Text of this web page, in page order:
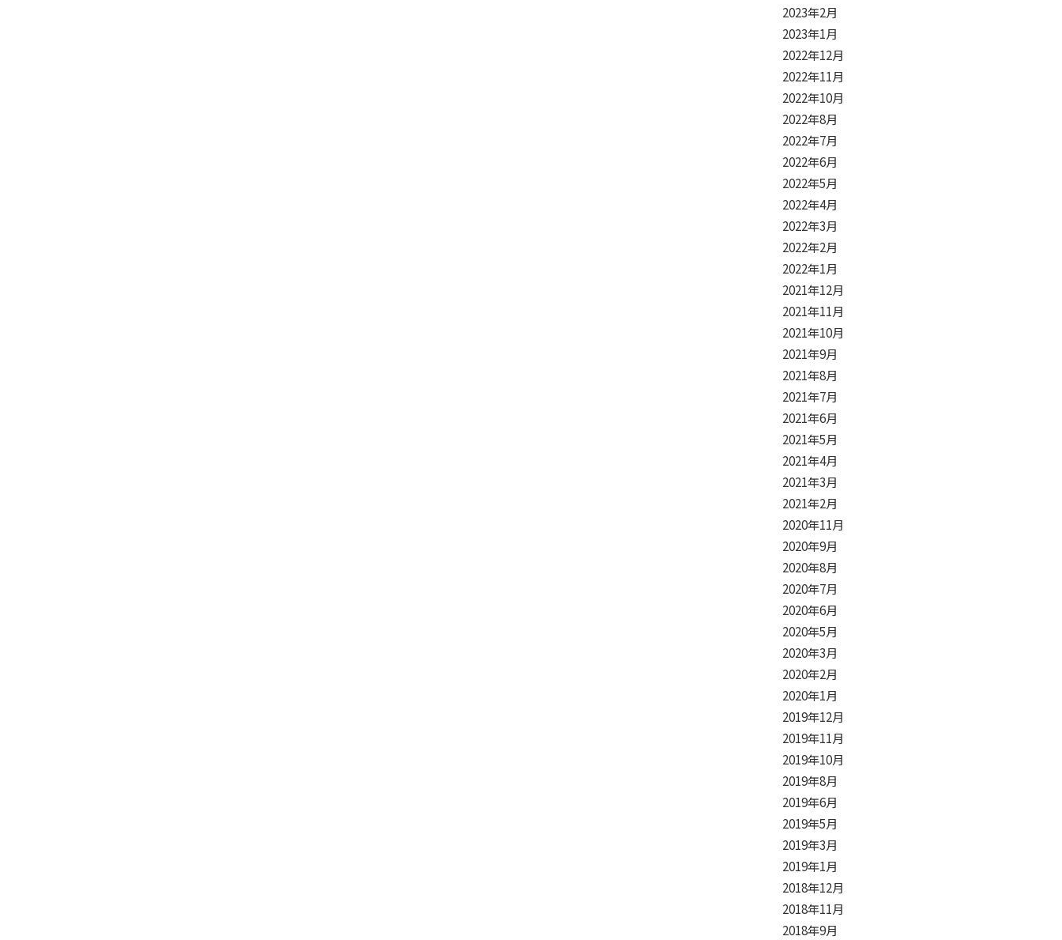
2023年2月
2023年1月
2022年12月
2022年11月
2022年10月
2022年8月
2022年7月
2022年6月
2022年5月
2022年4月
2022年3月
2022年2月
2022年1月
2021年12月
2021年11月
2021年10月
2021年9月
2021年8月
2021年7月
2021年6月
2021年5月
2021年4月
2021年3月
2021年2月
2020年11月
2020年9月
2020年8月
2020年7月
2020年6月
2020年5月
2020年3月
2020年2月
2020年1月
2019年12月
2019年11月
2019年10月
2019年8月
2019年6月
2019年5月
2019年3月
2019年1月
2018年12月
2018年11月
2018年9月